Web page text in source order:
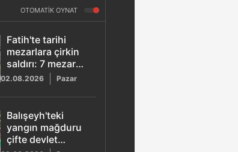
OTOMATİK OYNAT
Fatih'te tarihi
mezarlara çirkin
saldırı: 7 mezar
taşını kırarak kaçtı
02.08.2026 Pazar
Balışeyh'teki
yangın mağduru
çifte devlet